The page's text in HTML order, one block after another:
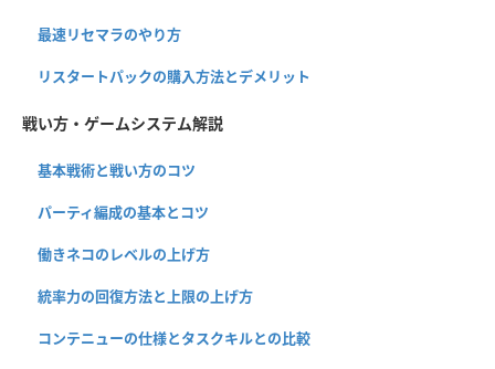
最速リセマラのやり方
リスタートパックの購入方法とデメリット
戦い方・ゲームシステム解説
基本戦術と戦い方のコツ
パーティ編成の基本とコツ
働きネコのレベルの上げ方
統率力の回復方法と上限の上げ方
コンテニューの仕様とタスクキルとの比較